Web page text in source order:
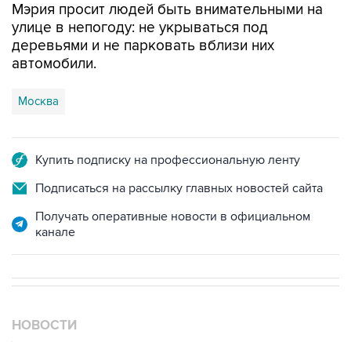
Мэрия просит людей быть внимательными на
улице в непогоду: не укрываться под
деревьями и не парковать вблизи них
автомобили.
Москва
Купить подписку на профессиональную ленту
Подписаться на рассылку главных новостей сайта
Получать оперативные новости в официальном
канале
НОВОСТИ